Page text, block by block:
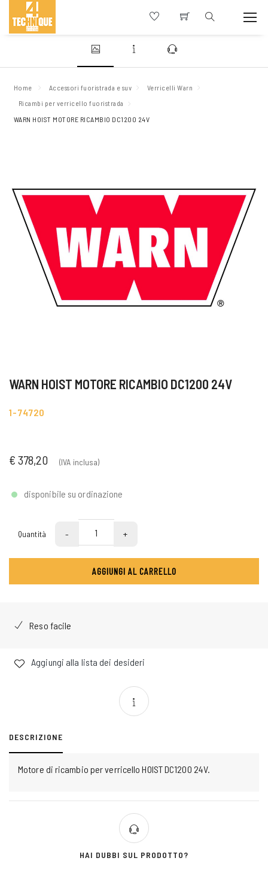
Home Accessori fuoristrada e suv
Verricelli Warn
Ricambi per verricello fuoristrada
WARN HOIST MOTORE RICAMBIO DC1200 24V
WARN HOIST MOTORE RICAMBIO DC1200 24V
1-74720
€ 378,20 (IVA inclusa)
disponibile su ordinazione
Quantità - +
AGGIUNGI AL CARRELLO
Reso facile
Aggiungi alla lista dei desideri
DESCRIZIONE
Motore di ricambio per verricello HOIST DC1200 24V.
HAI DUBBI SUL PRODOTTO?